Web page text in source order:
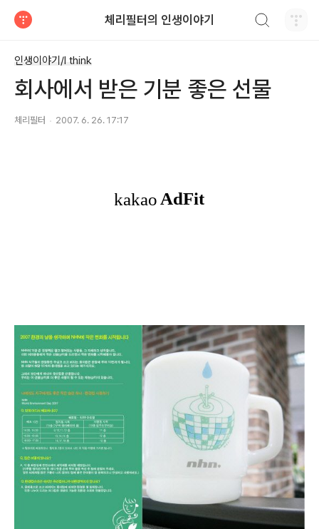
체리필터의 인생이야기
인생이야기/I think
회사에서 받은 기분 좋은 선물
체리필터 2007. 6. 26. 17:17